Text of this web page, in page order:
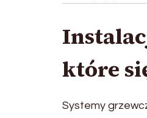
które
Systemy